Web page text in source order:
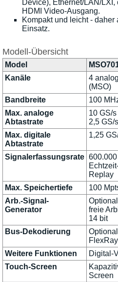
Device), Ethernet/LAN/
HDMI Video-Ausgang.
Kompakt und leicht -
Einsatz.
Modell-Übersicht
Model
Kanäle
4
(MSO)
Bandbreite
100
Max. analoge
Abtastrate
10 GS/
2,5 GS/
Max. digitale
Abtastrate
1,25
Signalerfassungsrate
Replay
Max. Speichertiefe
100
Arb.-Signal-
Generator
freie
14 bit
Bus-Dekodierung
Weitere Funktionen
Digital-
Touch-Screen
Screen